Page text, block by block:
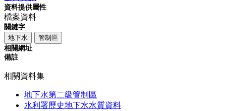
資料提供屬性
檔案資料
關鍵字
地下水
管制區
相關網址
備註
相關資料集
地下水第二級管制區
水利署歷史地下水水質資料